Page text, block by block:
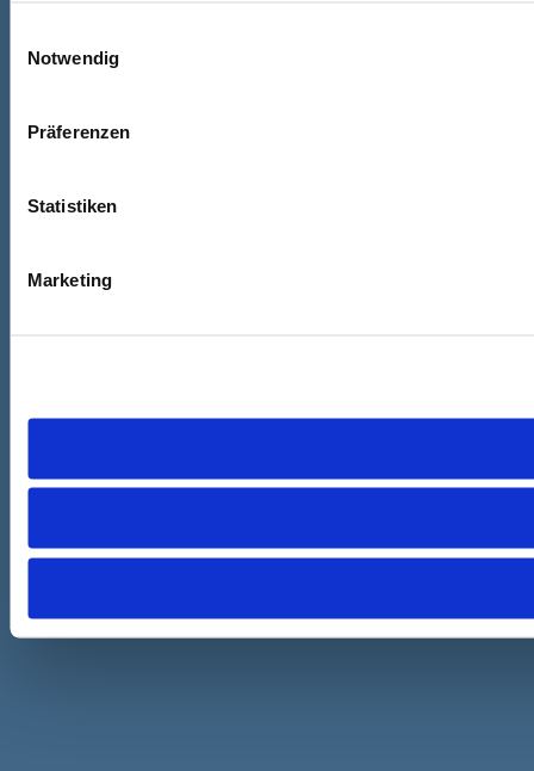
Notwendig
Präferenzen
Statistiken
Marketing